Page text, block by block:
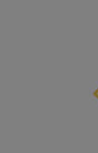
PRE FORS